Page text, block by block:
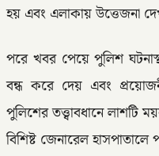
হয় এবং এলাকায় উত্তেজনা
পরে খবর পেয়ে পুলিশ
বন্ধ করে দেয় এবং
পুলিশের তত্ত্বাবধানে লাশটি
বিশিষ্ট জেনারেল হাসপাতালে